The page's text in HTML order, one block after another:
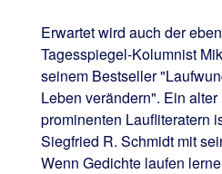
Erwartet wird auch der
Tagesspiegel-Kolumnist
seinem Bestseller
Leben verändern". Ein
prominenten Laufliteratern
Siegfried R. Schmidt mit
Wenn Gedichte laufen